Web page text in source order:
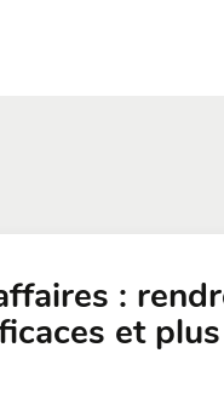
:
et plus